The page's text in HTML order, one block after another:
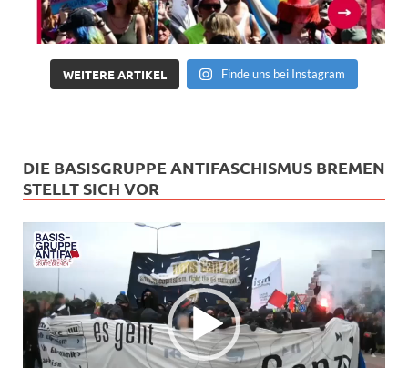
WEITERE ARTIKEL Finde uns bei Instagram
DIE BASISGRUPPE ANTIFASCHISMUS BREMEN
STELLT SICH VOR
Video-
Player